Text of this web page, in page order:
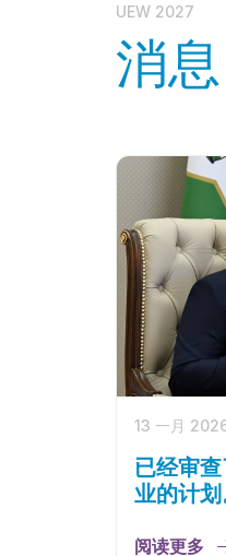
UEW 2027
消息
13 一月
已经审
业的计划
阅读更多